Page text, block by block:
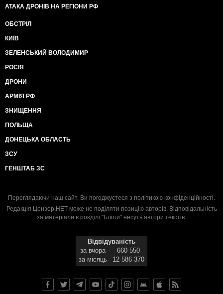
АТАКА ДРОНІВ НА РЕГІОНИ РФ
ОБСТРІЛ
КИЇВ
ЗЕЛЕНСЬКИЙ ВОЛОДИМИР
РОСІЯ
ДРОНИ
АРМІЯ РФ
ЗНИЩЕННЯ
ПОЛЬЩА
ДОНЕЦЬКА ОБЛАСТЬ
ЗСУ
ГЕНШТАБ ЗС
Переглядаючи наш сайт, Ви погоджуєтеся з політикою конфіденційності.
Редакція Цензор.НЕТ може не поділяти позицію авторів. Відповідальність
за матеріали в розділі "Блоги" несуть автори текстів.
Відвідуваність
за вчора
660 550
за місяць
12 586 370